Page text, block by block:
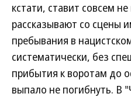
кстати, ставит совсем
рассказывают со сцены
пребывания в
систематически, без
прибытия к воротам до
выпало не погибнуть. В